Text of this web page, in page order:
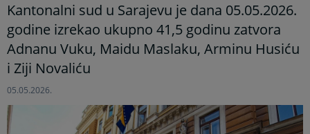
Kantonalni sud u Sarajevu je dana 05.05.2026.
godine izrekao ukupno 41,5 godinu zatvora
Adnanu Vuku, Maidu Maslaku, Arminu Husiću
i Ziji Novaliću
05.05.2026.